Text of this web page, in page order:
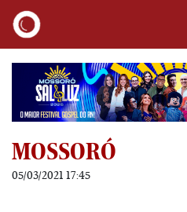
MOSSORÓ
05/03/2021 17:45